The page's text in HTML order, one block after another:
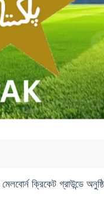
ক্রিকেট গ্রাউন্ডে